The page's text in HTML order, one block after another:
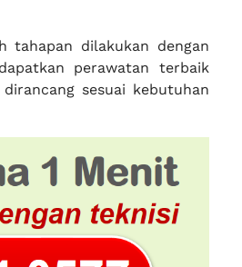
tahapan dilakukan dengan
perawatan terbaik
sesuai kebutuhan